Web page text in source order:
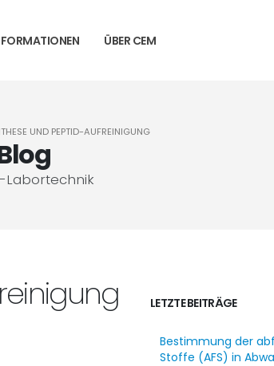
ÜBER CEM
Labortechnik
UND PEPTID-AUFREINIGUNG
LETZTE BEITRÄGE
Bestimmung der
Stoffe (AFS) in